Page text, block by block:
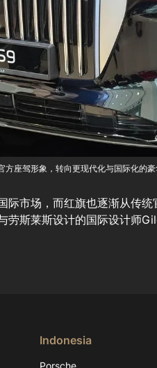
方座驾形象，转向更现代化与国际化的豪
际市场，而红旗也逐渐从传
劳斯莱斯设计的国际设计师
Indonesia
Porsche